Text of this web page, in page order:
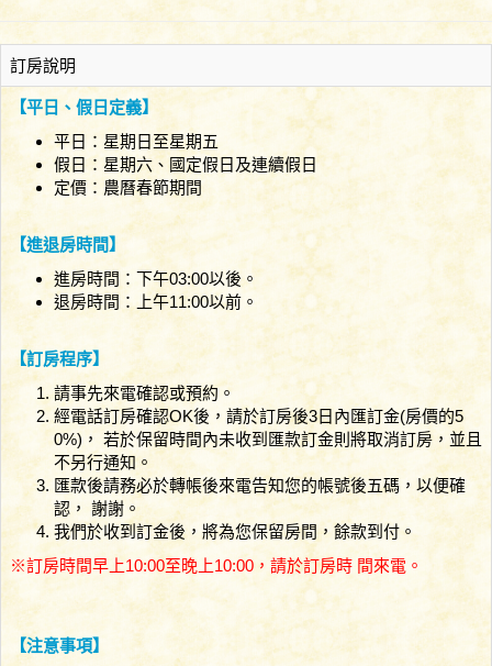
訂房說明
【平日、假日定義】
平日：星期日至星期五
假日：星期六、國定假日及連續假日
定價：農曆春節期間
【進退房時間】
進房時間：下午03:00以後。
退房時間：上午11:00以前。
【訂房程序】
請事先來電確認或預約。
經電話訂房確認OK後，請於訂房後3日內匯訂金(房價的5
0%)， 若於保留時間內未收到匯款訂金則將取消訂房，並且
不另行通知。
匯款後請務必於轉帳後來電告知您的帳號後五碼，以便確
認， 謝謝。
我們於收到訂金後，將為您保留房間，餘款到付。
※訂房時間早上10:00至晚上10:00，請於訂房時 間來電。
【注意事項】